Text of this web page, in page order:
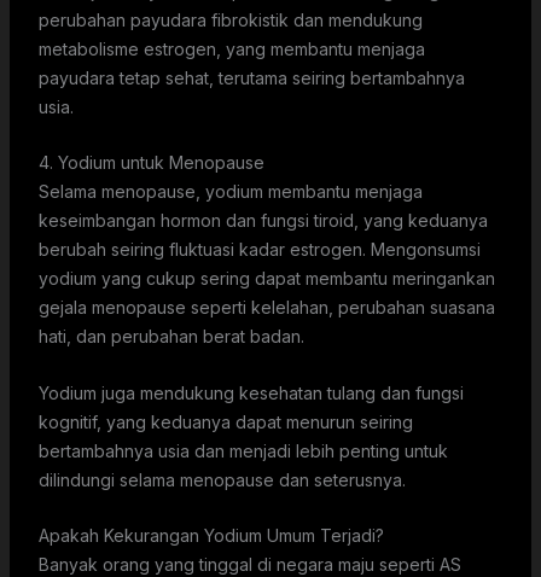
perubahan payudara fibrokistik dan mendukung
metabolisme estrogen, yang membantu menjaga
payudara tetap sehat, terutama seiring bertambahnya
usia.
4. Yodium untuk Menopause
Selama menopause, yodium membantu menjaga
keseimbangan hormon dan fungsi tiroid, yang keduanya
berubah seiring fluktuasi kadar estrogen. Mengonsumsi
yodium yang cukup sering dapat membantu meringankan
gejala menopause seperti kelelahan, perubahan suasana
hati, dan perubahan berat badan.
Yodium juga mendukung kesehatan tulang dan fungsi
kognitif, yang keduanya dapat menurun seiring
bertambahnya usia dan menjadi lebih penting untuk
dilindungi selama menopause dan seterusnya.
Apakah Kekurangan Yodium Umum Terjadi?
Banyak orang yang tinggal di negara maju seperti AS